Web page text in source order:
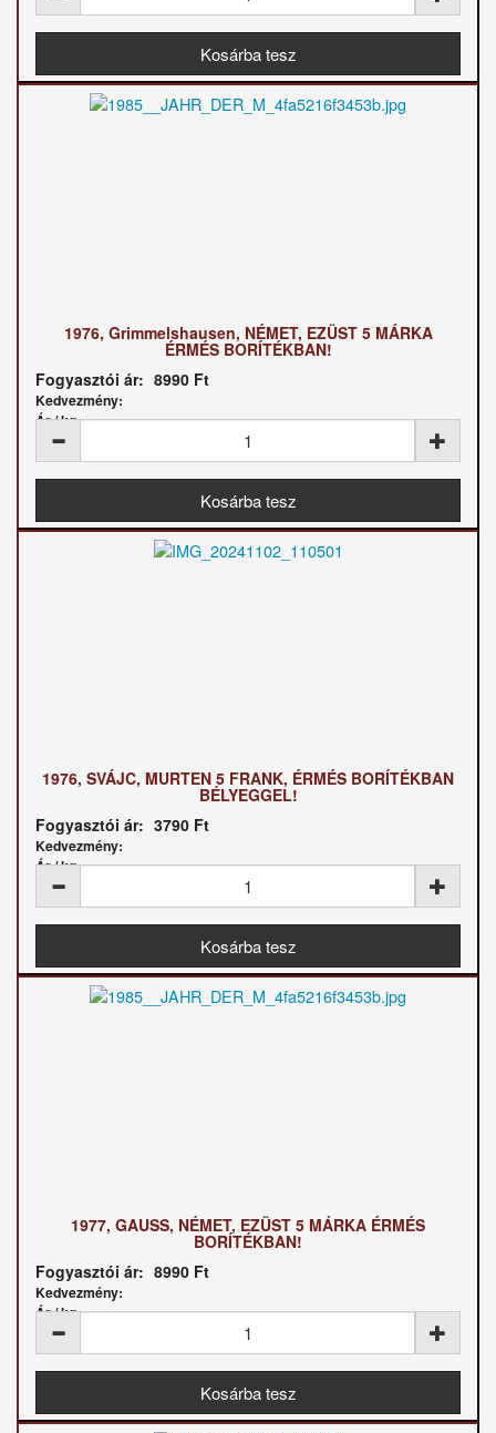
1976, Grimmelshausen, NÉMET, EZÜST 5 MÁRKA
ÉRMÉS BORÍTÉKBAN!
Fogyasztói ár: 8990 Ft
Kedvezmény:
Ár / kg:
1976, SVÁJC, MURTEN 5 FRANK, ÉRMÉS BORÍTÉKBAN
BÉLYEGGEL!
Fogyasztói ár: 3790 Ft
Kedvezmény:
Ár / kg:
1977, GAUSS, NÉMET, EZÜST 5 MÁRKA ÉRMÉS
BORÍTÉKBAN!
Fogyasztói ár: 8990 Ft
Kedvezmény:
Ár / kg: